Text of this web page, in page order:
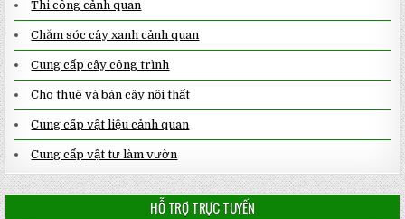
Thi công cảnh quan
Chăm sóc cây xanh cảnh quan
Cung cấp cây công trình
Cho thuê và bán cây nội thất
Cung cấp vật liệu cảnh quan
Cung cấp vật tư làm vườn
HỖ TRỢ TRỰC TUYẾN